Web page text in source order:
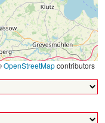
OpenStreetMapcontributors